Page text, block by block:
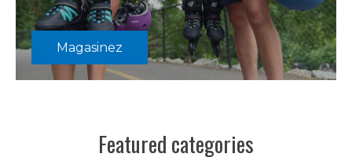
Magasinez
Featured categories